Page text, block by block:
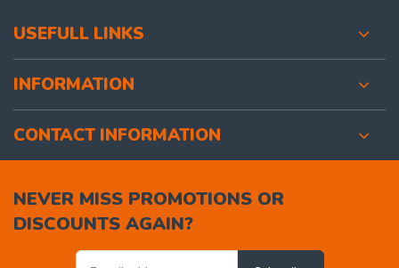
USEFULL LINKS
INFORMATION
CONTACT INFORMATION
NEVER MISS PROMOTIONS OR
DISCOUNTS AGAIN?